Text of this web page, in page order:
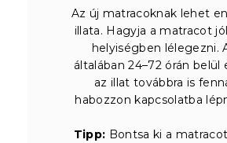
Az új matracoknak lehet
illata. Hagyja a matracot
helyiségben lélegezni.
általában 24–72 órán belül
az illat továbbra is
habozzon kapcsolatba
Tipp: Bontsa ki a